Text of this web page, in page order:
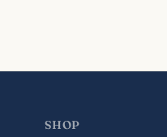
SHOP